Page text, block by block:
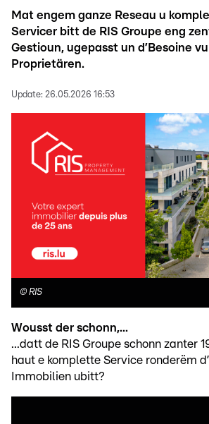
Mat engem ganze Reseau u
Servicer bitt de RIS Groupe eng
Gestioun, ugepasst un d’Besoine
Proprietären.
Update: 26.05.2026 16:53
© RIS
Wousst der schonn,...
...datt de RIS Groupe schonn zanter
haut e komplette Service ronderëm
Immobilien ubitt?